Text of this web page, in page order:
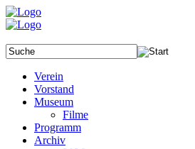
Verein
Vorstand
Museum
Filme
Programm
Archiv